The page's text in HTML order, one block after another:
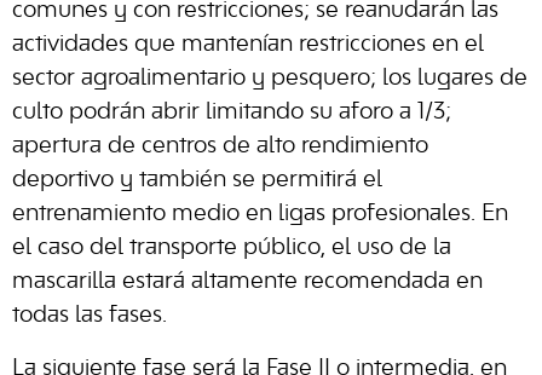
comunes y con restricciones; se reanudarán las
actividades que mantenían restricciones en el
sector agroalimentario y pesquero; los lugares de
culto podrán abrir limitando su aforo a 1/3;
apertura de centros de alto rendimiento
deportivo y también se permitirá el
entrenamiento medio en ligas profesionales. En
el caso del transporte público, el uso de la
mascarilla estará altamente recomendada en
todas las fases.
La siguiente fase será la Fase II o intermedia, en